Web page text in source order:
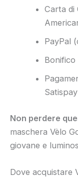
Carta di
PayPal
Bonifico
Non perdere
maschera Vèlo
giovane e
Dove acquistare